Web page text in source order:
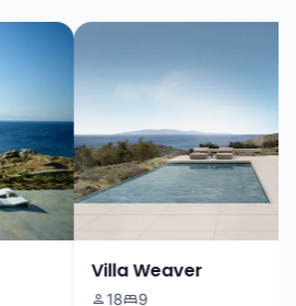
Villa Weaver
18 9